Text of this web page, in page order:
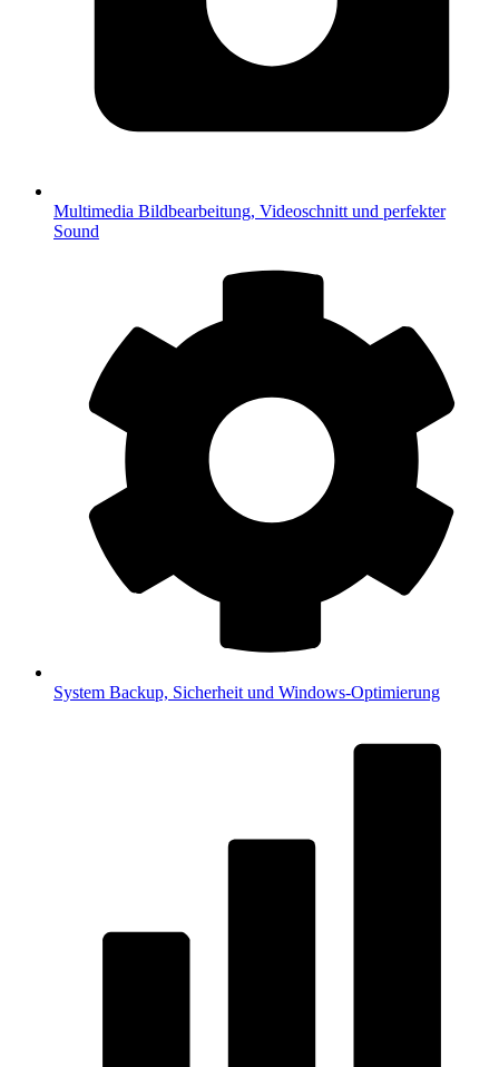
Multimedia Bildbearbeitung, Videoschnitt und perfekter
Sound
System Backup, Sicherheit und Windows-Optimierung